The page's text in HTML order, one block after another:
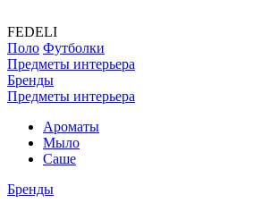
FEDELI
Поло Футболки
Предметы интерьера
Бренды
Предметы интерьера
Ароматы
Мыло
Саше
Бренды